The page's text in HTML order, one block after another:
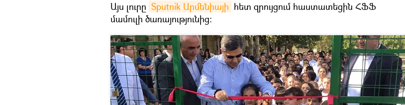
Այս լուրը Sputnik Արմենիայի հետ զրույցում հաստատեցին ՀՖՖ
մամուլի ծառայությունից։